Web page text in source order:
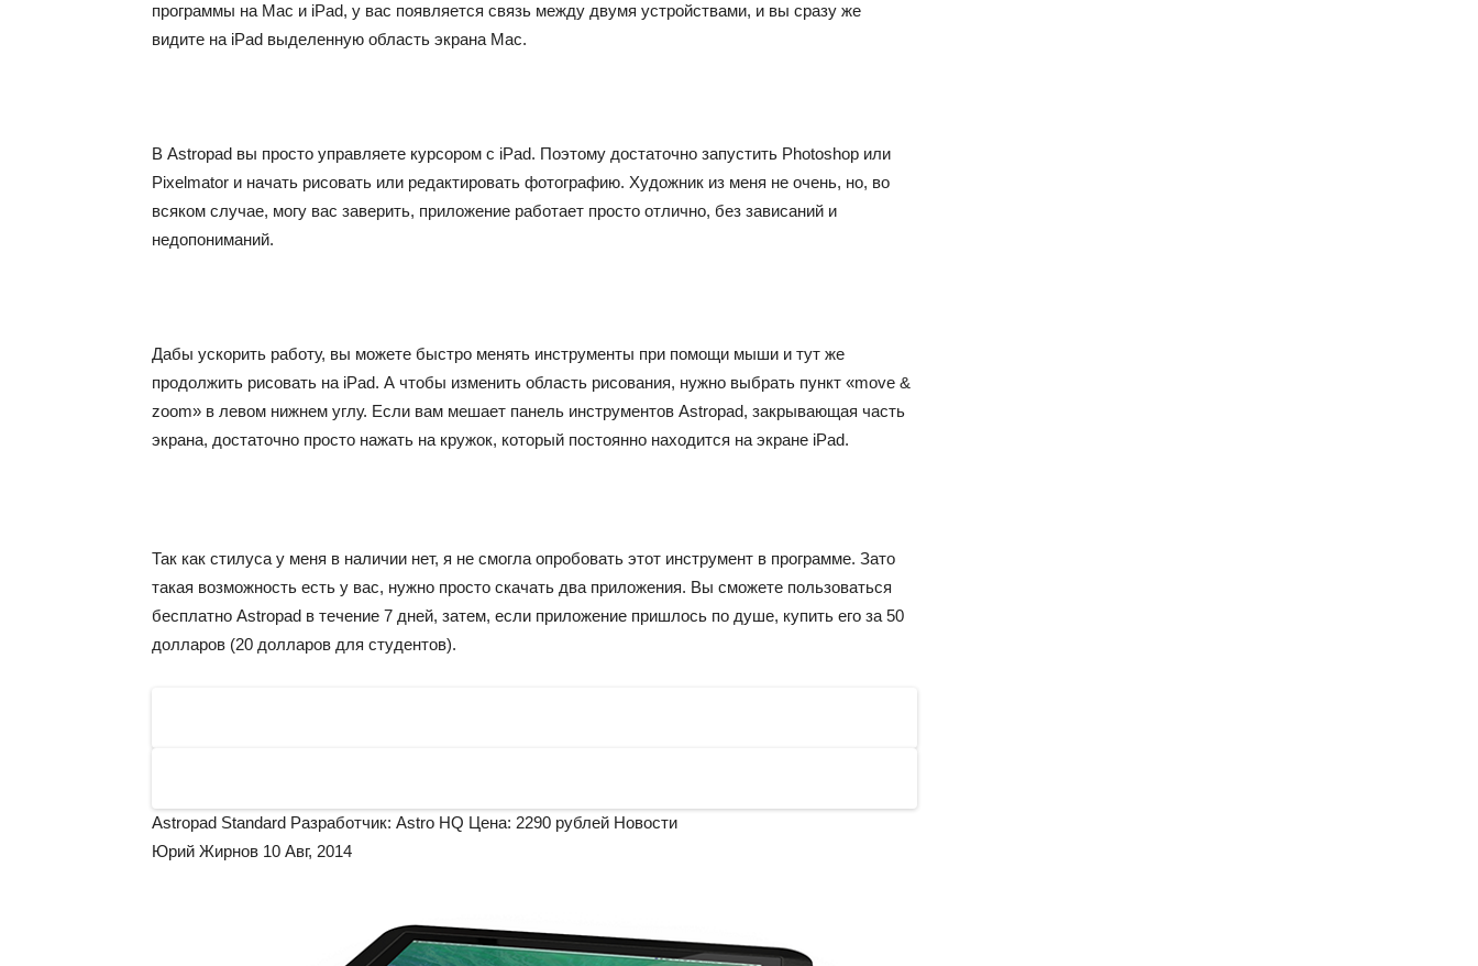
программы на Mac и iPad, у вас появляется связь между двумя устройствами, и вы сразу же
видите на iPad выделенную область экрана Mac.
В Astropad вы просто управляете курсором с iPad. Поэтому достаточно запустить Photoshop или
Pixelmator и начать рисовать или редактировать фотографию. Художник из меня не очень, но, во
всяком случае, могу вас заверить, приложение работает просто отлично, без зависаний и
недопониманий.
Дабы ускорить работу, вы можете быстро менять инструменты при помощи мыши и тут же
продолжить рисовать на iPad. А чтобы изменить область рисования, нужно выбрать пункт «move &
zoom» в левом нижнем углу. Если вам мешает панель инструментов Astropad, закрывающая часть
экрана, достаточно просто нажать на кружок, который постоянно находится на экране iPad.
Так как стилуса у меня в наличии нет, я не смогла опробовать этот инструмент в программе. Зато
такая возможность есть у вас, нужно просто скачать два приложения. Вы сможете пользоваться
бесплатно Astropad в течение 7 дней, затем, если приложение пришлось по душе, купить его за 50
долларов (20 долларов для студентов).
Astropad Standard Разработчик: Astro HQ Цена: 2290 рублей Новости
Юрий Жирнов 10 Авг, 2014